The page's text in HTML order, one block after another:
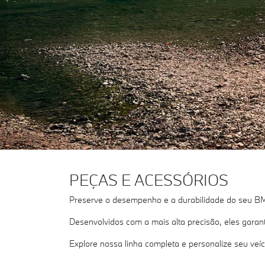
PEÇAS E ACESSÓRIOS
Preserve o desempenho e a durabilidade do seu
Desenvolvidos com a mais alta precisão, eles
Explore nossa linha completa e personalize seu